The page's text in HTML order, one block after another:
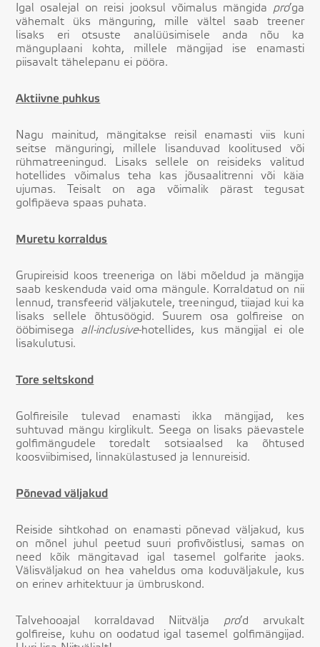
Igal osalejal on reisi jooksul võimalus mängida pro’ga
vähemalt üks mänguring, mille vältel saab treener
lisaks eri otsuste analüüsimisele anda nõu ka
mänguplaani kohta, millele mängijad ise enamasti
piisavalt tähelepanu ei pööra.
Aktiivne puhkus
Nagu mainitud, mängitakse reisil enamasti viis kuni
seitse mänguringi, millele lisanduvad koolitused või
rühmatreeningud. Lisaks sellele on reisideks valitud
hotellides võimalus teha kas jõusaalitrenni või käia
ujumas. Teisalt on aga võimalik pärast tegusat
golfipäeva spaas puhata.
Muretu korraldus
Grupireisid koos treeneriga on läbi mõeldud ja mängija
saab keskenduda vaid oma mängule. Korraldatud on nii
lennud, transfeerid väljakutele, treeningud, tiiajad kui ka
lisaks sellele õhtusöögid. Suurem osa golfireise on
ööbimisega all-inclusive-hotellides, kus mängijal ei ole
lisakulutusi.
Tore seltskond
Golfireisile tulevad enamasti ikka mängijad, kes
suhtuvad mängu kirglikult. Seega on lisaks päevastele
golfimängudele toredalt sotsiaalsed ka õhtused
koosviibimised, linnakülastused ja lennureisid.
Põnevad väljakud
Reiside sihtkohad on enamasti põnevad väljakud, kus
on mõnel juhul peetud suuri profivõistlusi, samas on
need kõik mängitavad igal tasemel golfarite jaoks.
Välisväljakud on hea vaheldus oma koduväljakule, kus
on erinev arhitektuur ja ümbruskond.
Talvehooajal korraldavad Niitvälja pro’d arvukalt
golfireise, kuhu on oodatud igal tasemel golfimängijad.